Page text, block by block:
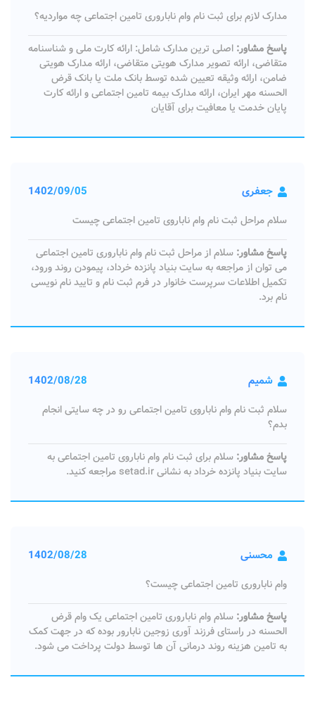
مدارک لازم برای ثبت نام وام ناباروری تامین اجتماعی چه مواردیه؟
پاسخ مشاور: اصلی ترین مدارک شامل: ارائه کارت ملی و شناسنامه
متقاضی، ارائه تصویر مدارک هویتی متقاضی، ارائه مدارک هویتی
ضامن، ارائه وثیقه تعیین شده توسط بانک ملت یا بانک قرض
الحسنه مهر ایران، ارائه مدارک بیمه تامین اجتماعی و ارائه کارت
پایان خدمت یا معافیت برای آقایان
جعفری 1402/09/05
سلام مراحل ثبت نام وام ناباروی تامین اجتماعی چیست
پاسخ مشاور: سلام از مراحل ثبت نام وام ناباروری تامین اجتماعی
می توان از مراجعه به سایت بنیاد پانزده خرداد، پیمودن روند ورود،
تکمیل اطلاعات سرپرست خانوار در فرم ثبت نام و تایید نام نویسی
نام برد.
شمیم 1402/08/28
سلام ثبت نام وام ناباروی تامین اجتماعی رو در چه سایتی انجام
بدم؟
پاسخ مشاور: سلام برای ثبت نام وام ناباروی تامین اجتماعی به
سایت بنیاد پانزده خرداد به نشانی setad.ir مراجعه کنید.
محسنی 1402/08/28
وام ناباروری تامین اجتماعی چیست؟
پاسخ مشاور: سلام وام ناباروری تامین اجتماعی یک وام قرض
الحسنه در راستای فرزند آوری زوجین نابارور بوده که در جهت کمک
به تامین هزینه روند درمانی آن ها توسط دولت پرداخت می شود.